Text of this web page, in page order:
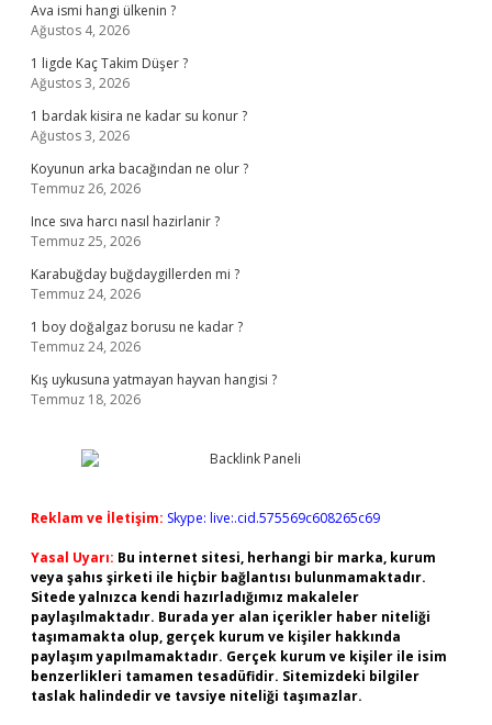
Ava ismi hangi ülkenin ?
Ağustos 4, 2026
1 ligde Kaç Takim Düşer ?
Ağustos 3, 2026
1 bardak kisira ne kadar su konur ?
Ağustos 3, 2026
Koyunun arka bacağından ne olur ?
Temmuz 26, 2026
Ince sıva harcı nasıl hazirlanir ?
Temmuz 25, 2026
Karabuğday buğdaygillerden mi ?
Temmuz 24, 2026
1 boy doğalgaz borusu ne kadar ?
Temmuz 24, 2026
Kış uykusuna yatmayan hayvan hangisi ?
Temmuz 18, 2026
Reklam ve İletişim: Skype: live:.cid.575569c608265c69
Yasal Uyarı: Bu internet sitesi, herhangi bir marka, kurum
veya şahıs şirketi ile hiçbir bağlantısı bulunmamaktadır.
Sitede yalnızca kendi hazırladığımız makaleler
paylaşılmaktadır. Burada yer alan içerikler haber niteliği
taşımamakta olup, gerçek kurum ve kişiler hakkında
paylaşım yapılmamaktadır. Gerçek kurum ve kişiler ile isim
benzerlikleri tamamen tesadüfidir. Sitemizdeki bilgiler
taslak halindedir ve tavsiye niteliği taşımazlar.